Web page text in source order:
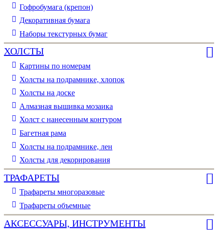
Гофробумага (крепон)
Декоративная бумага
Наборы текстурных бумаг
ХОЛСТЫ
Картины по номерам
Холсты на подрамнике, хлопок
Холсты на доске
Алмазная вышивка мозаика
Холст с нанесенным контуром
Багетная рама
Холсты на подрамнике, лен
Холсты для декорирования
ТРАФАРЕТЫ
Трафареты многоразовые
Трафареты объемные
АКСЕССУАРЫ, ИНСТРУМЕНТЫ